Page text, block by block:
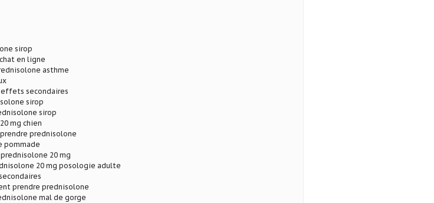
sirop
en ligne
asthme
secondaires
sirop
sirop
mg chien
prednisolone
pommade
20 mg
20 mg posologie adulte
prendre prednisolone
mal de gorge